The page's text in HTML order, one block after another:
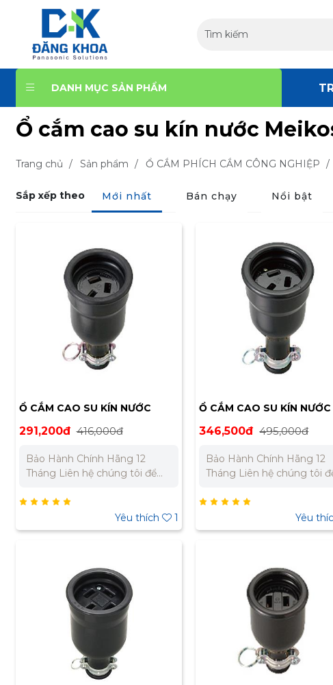
DANH MỤC SẢN PHẨM
Ổ cắm cao su kín nước
Trang chủ / Sản phẩm / Ổ CẮM PHÍCH CẮM CÔNG NGHIỆP /
Sắp xếp theo Mới nhất Bán chạy Nổi bật
Ổ CẮM CAO SU KÍN NƯỚC
MEIKOSHA MC2614-N
291,200đ 416,000đ
Bảo Hành Chính Hãng 12
Tháng Liên hệ chúng tôi để
án. Miền Bắc : 0989 310 979 –
0902 303 733 – 0945 332 980
Yêu thích 1
Ổ CẮM CAO SU KÍN NƯỚC
MEIKOSHA MC2610
346,500đ 495,000đ
Bảo Hành Chính Hãng 12
Tháng Liên hệ chúng tôi để
án. Miền Bắc : 0989 310 979 –
0902 303 733 – 0945 332
Yêu